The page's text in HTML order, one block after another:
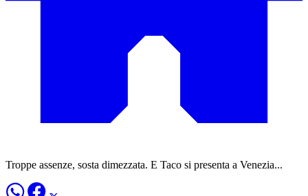
Troppe assenze, sosta dimezzata. E Taco si presenta a Venezia...